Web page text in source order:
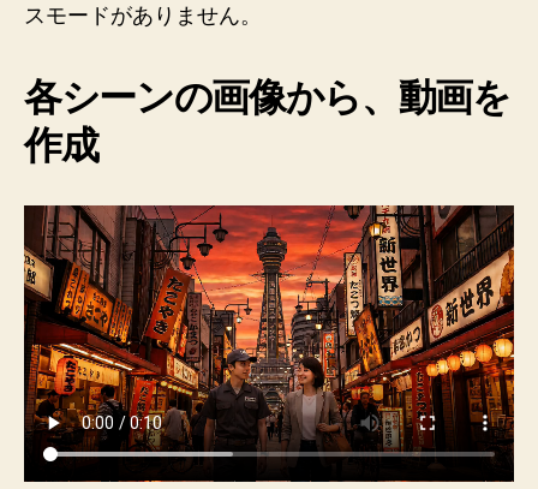
スモードがありません。
各シーンの画像から、動画を
作成